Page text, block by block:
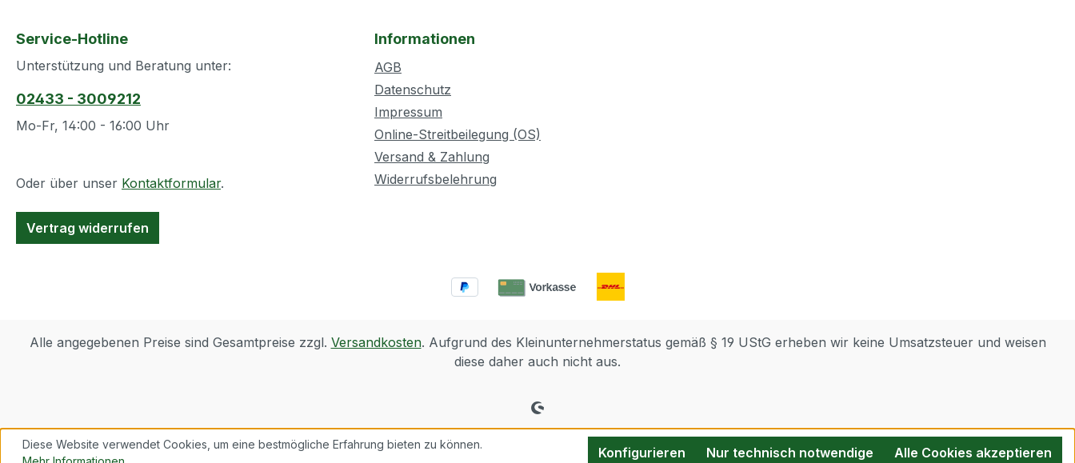
Service-Hotline
Unterstützung und Beratung unter:
02433 - 3009212
Mo-Fr, 14:00 - 16:00 Uhr
Oder über unser Kontaktformular.
Vertrag widerrufen
Informationen
AGB
Datenschutz
Impressum
Online-Streitbeilegung (OS)
Versand & Zahlung
Widerrufsbelehrung
Alle angegebenen Preise sind Gesamtpreise zzgl. Versandkosten. Aufgrund des Kleinunternehmerstatus gemäß § 19 UStG erheben wir keine Umsatzsteuer und weisen
diese daher auch nicht aus.
Diese Website verwendet Cookies, um eine bestmögliche Erfahrung bieten zu können.
Nur technisch notwendige
Konfigurieren Alle Cookies akzeptieren